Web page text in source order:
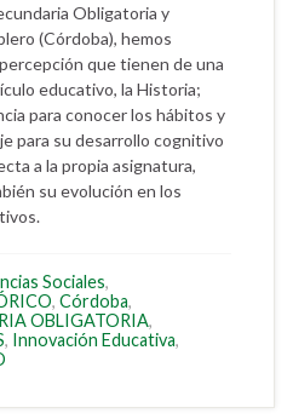
Obligatoria y
(Córdoba), hemos
que tienen de una
educativo, la Historia;
para conocer los hábitos y
para su desarrollo cognitivo
a la propia asignatura,
su evolución en los
Sociales,
, Córdoba,
OBLIGATORIA,
, Innovación Educativa,